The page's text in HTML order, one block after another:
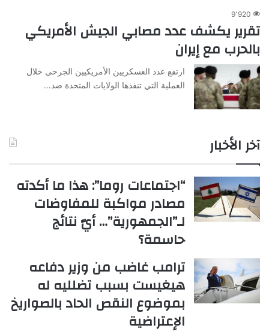
9٬920
تقرير يكشف عدد مصابي الجيش الأمريكي
بالحرب مع إيران
ارتفع عدد العسكريين الأمريكيين الجرحى خلال
العملية التي تنفذها الولايات المتحدة ضد…
آخر الأخبار
“اجتماعات روما”: هذا ما أكدته
مصادر مواكبة للمفاوضات
لـ”الجمهورية”… أيّ نتائج
حاسمة؟
ترامب غاضب من وزير دفاعه
هيغيست بسبب تضلليه له
بموضوع النقص الحاد بالصواريخ
الإعتراضية